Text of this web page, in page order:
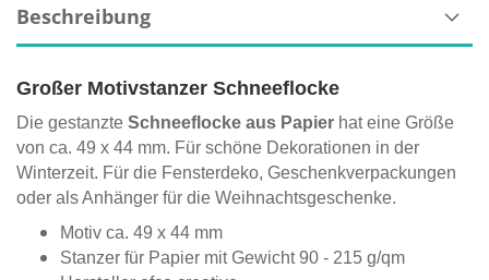
Beschreibung
Großer Motivstanzer Schneeflocke
Die gestanzte Schneeflocke aus Papier hat eine Größe
von ca. 49 x 44 mm. Für schöne Dekorationen in der
Winterzeit. Für die Fensterdeko, Geschenkverpackungen
oder als Anhänger für die Weihnachtsgeschenke.
Motiv ca. 49 x 44 mm
Stanzer für Papier mit Gewicht 90 - 215 g/qm